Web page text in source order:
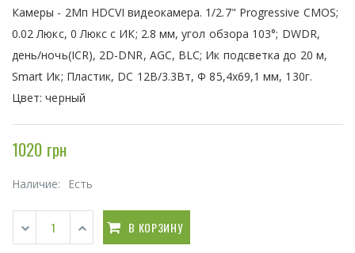
Камеры - 2Мп HDCVI видеокамера. 1/2.7" Progressive CMOS;
0.02 Люкс, 0 Люкс с ИК; 2.8 мм, угол обзора 103°; DWDR,
день/ночь(ICR), 2D-DNR, AGC, BLC; Ик подсветка до 20 м,
Smart Ик; Пластик, DC 12В/3.3Вт, Ф 85,4x69,1 мм, 130г.
Цвет: черный
1020 грн
Наличие: Есть
В КОРЗИНУ